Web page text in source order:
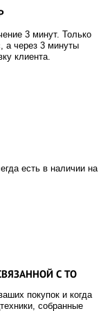
3 минут. Только
а через 3 минуты
клиента.
есть в наличии на
С ТО
покупок и когда
собранные